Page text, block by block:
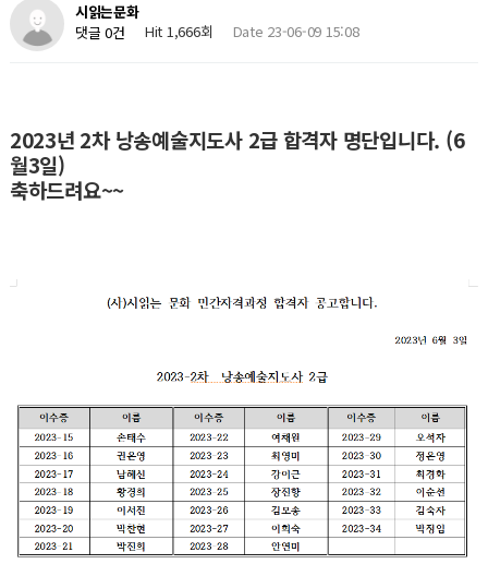
시읽는문화
댓글 0건
Hit 1,666회 Date 23-06-09 15:08
2023년 2차 낭송예술지도사 2급 합격자 명단입니다. (6
월3일)
축하드려요~~